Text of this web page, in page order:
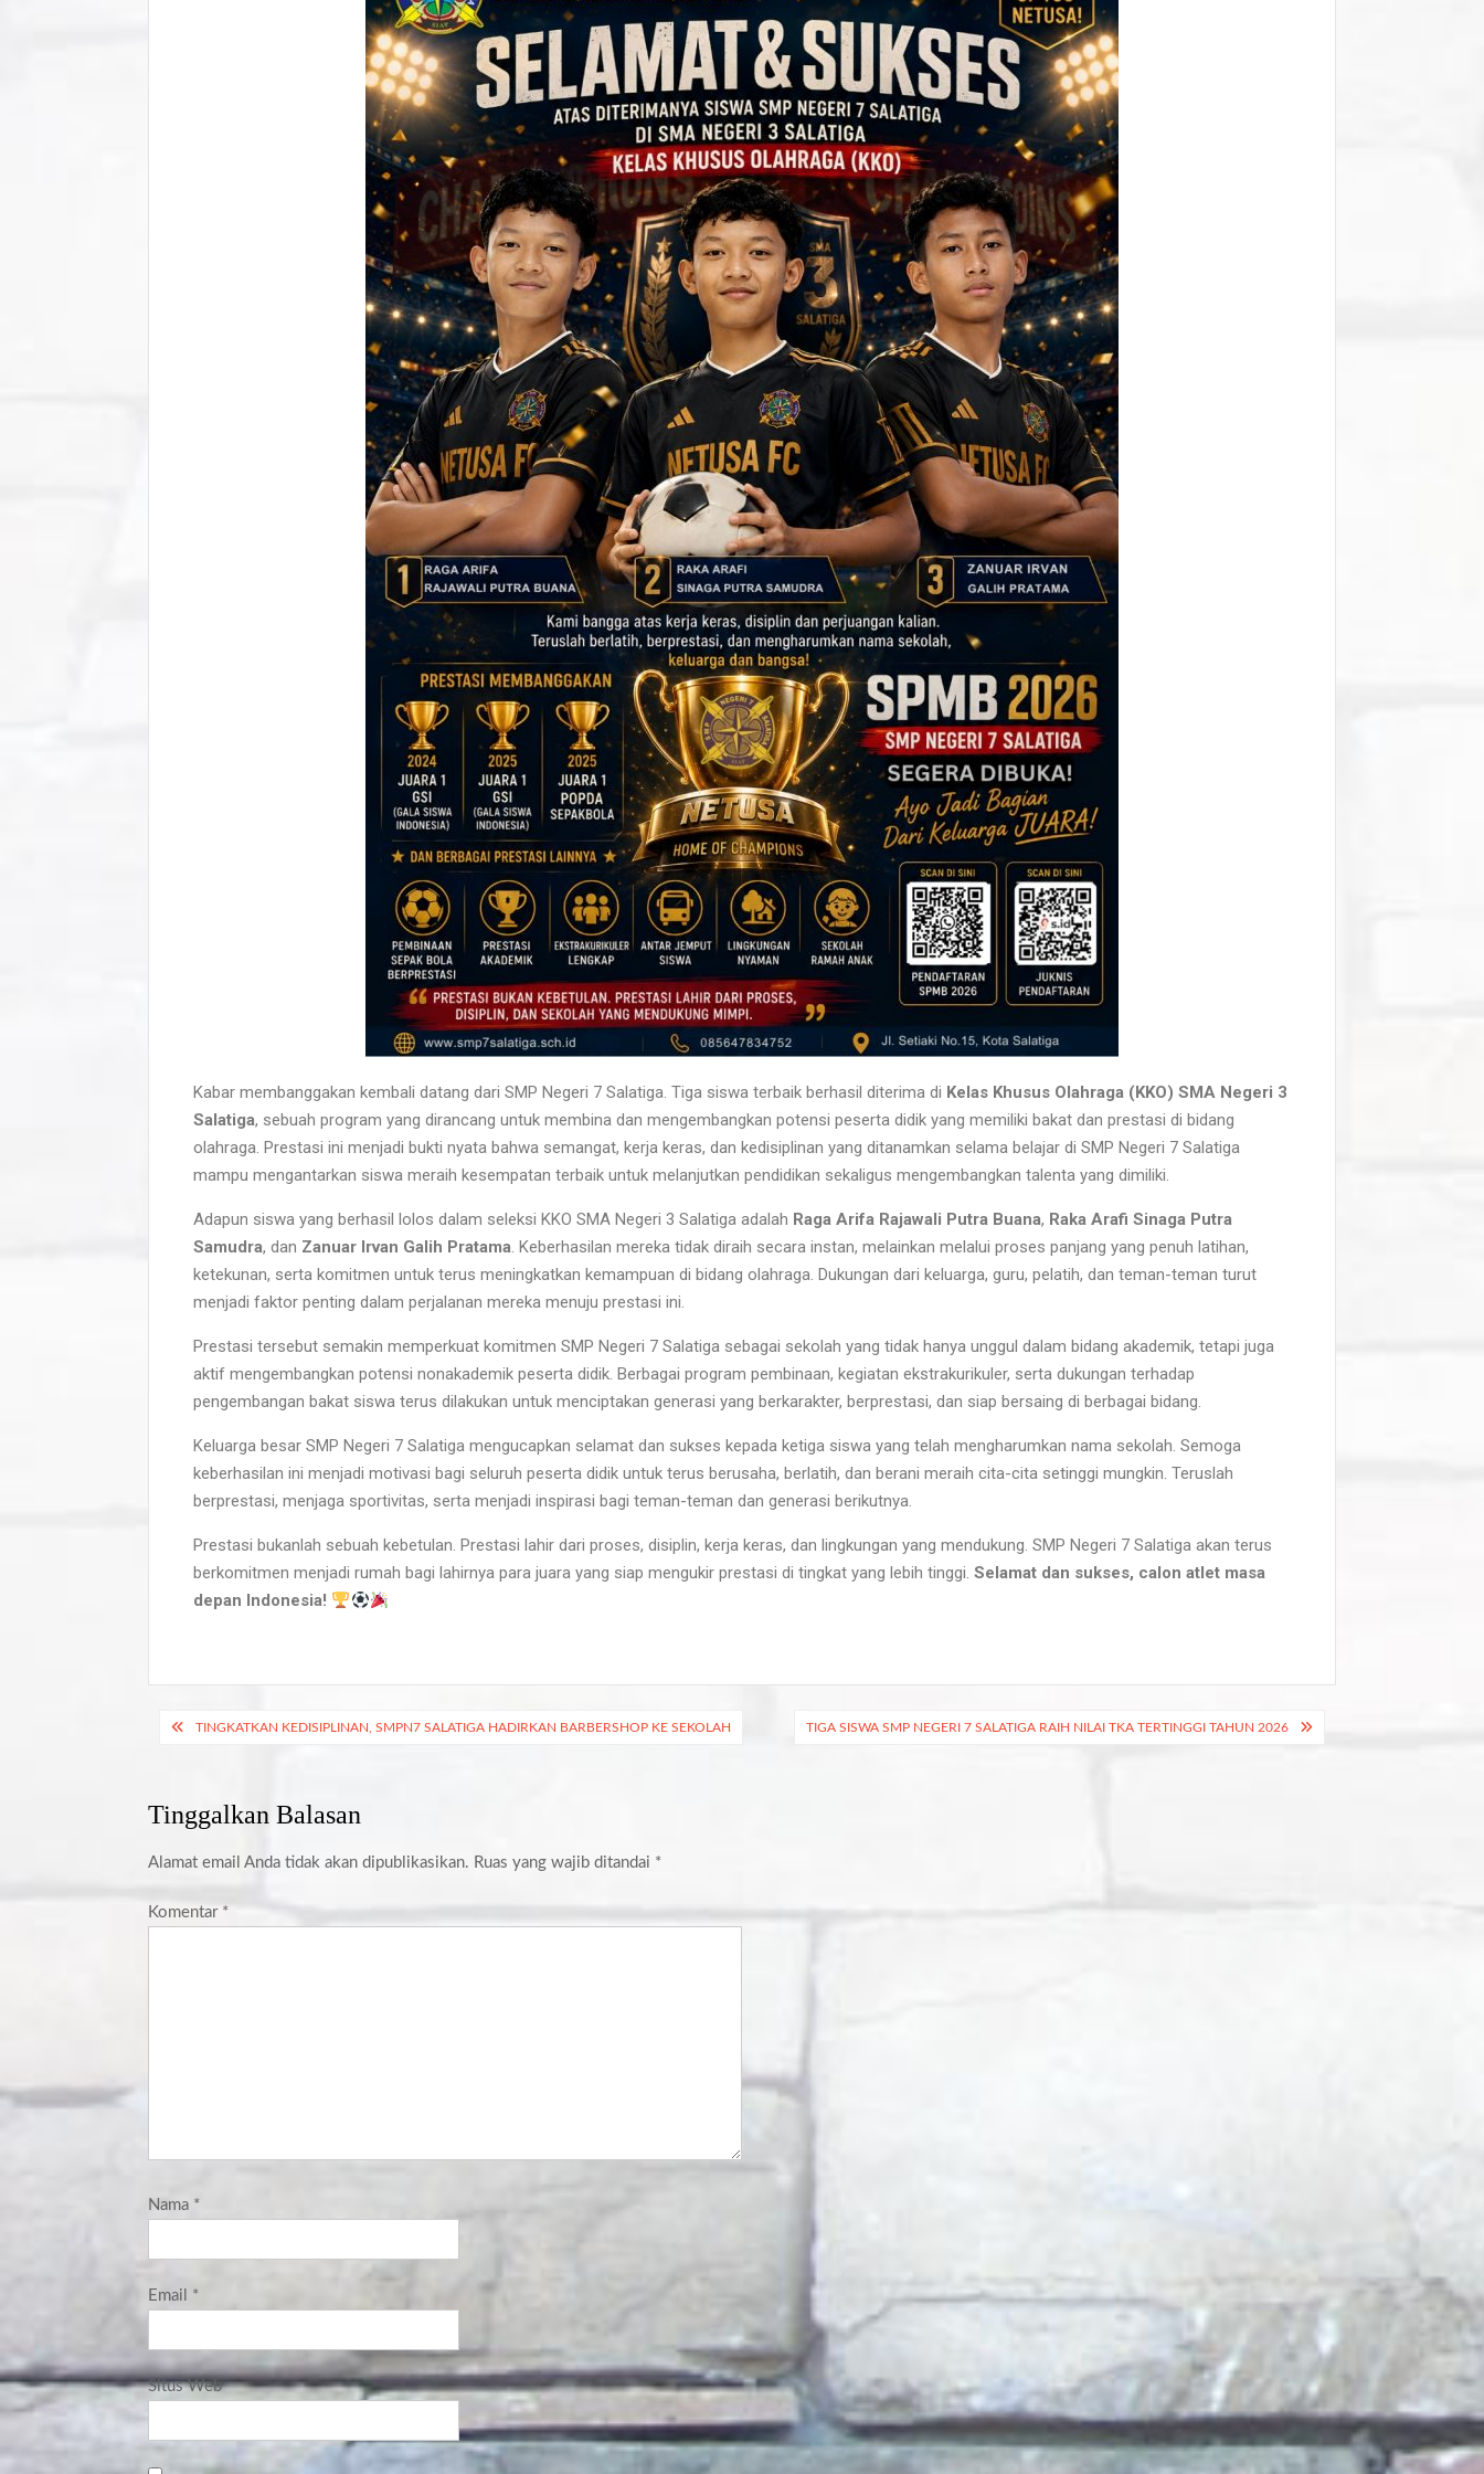
Kabar membanggakan kembali datang dari SMP Negeri 7 Salatiga. Tiga siswa terbaik berhasil diterima di Kelas Khusus Olahraga (KKO) SMA Negeri 3
Salatiga, sebuah program yang dirancang untuk membina dan mengembangkan potensi peserta didik yang memiliki bakat dan prestasi di bidang
olahraga. Prestasi ini menjadi bukti nyata bahwa semangat, kerja keras, dan kedisiplinan yang ditanamkan selama belajar di SMP Negeri 7 Salatiga
mampu mengantarkan siswa meraih kesempatan terbaik untuk melanjutkan pendidikan sekaligus mengembangkan talenta yang dimiliki.
Adapun siswa yang berhasil lolos dalam seleksi KKO SMA Negeri 3 Salatiga adalah Raga Arifa Rajawali Putra Buana, Raka Arafi Sinaga Putra
Samudra, dan Zanuar Irvan Galih Pratama. Keberhasilan mereka tidak diraih secara instan, melainkan melalui proses panjang yang penuh latihan,
ketekunan, serta komitmen untuk terus meningkatkan kemampuan di bidang olahraga. Dukungan dari keluarga, guru, pelatih, dan teman-teman turut
menjadi faktor penting dalam perjalanan mereka menuju prestasi ini.
Prestasi tersebut semakin memperkuat komitmen SMP Negeri 7 Salatiga sebagai sekolah yang tidak hanya unggul dalam bidang akademik, tetapi juga
aktif mengembangkan potensi nonakademik peserta didik. Berbagai program pembinaan, kegiatan ekstrakurikuler, serta dukungan terhadap
pengembangan bakat siswa terus dilakukan untuk menciptakan generasi yang berkarakter, berprestasi, dan siap bersaing di berbagai bidang.
Keluarga besar SMP Negeri 7 Salatiga mengucapkan selamat dan sukses kepada ketiga siswa yang telah mengharumkan nama sekolah. Semoga
keberhasilan ini menjadi motivasi bagi seluruh peserta didik untuk terus berusaha, berlatih, dan berani meraih cita-cita setinggi mungkin. Teruslah
berprestasi, menjaga sportivitas, serta menjadi inspirasi bagi teman-teman dan generasi berikutnya.
Prestasi bukanlah sebuah kebetulan. Prestasi lahir dari proses, disiplin, kerja keras, dan lingkungan yang mendukung. SMP Negeri 7 Salatiga akan terus
berkomitmen menjadi rumah bagi lahirnya para juara yang siap mengukir prestasi di tingkat yang lebih tinggi.Selamat dan sukses, calon atlet masa
depan Indonesia!
TINGKATKAN KEDISIPLINAN, SMPN7 SALATIGA HADIRKAN BARBERSHOP KE SEKOLAH TIGA SISWA SMP NEGERI 7 SALATIGA RAIH NILAI TKA TERTINGGI TAHUN 2026
Tinggalkan Balasan
Alamat email Anda tidak akan dipublikasikan. Ruas yang wajib ditandai *
Komentar *
Nama *
Email *
Situs Web